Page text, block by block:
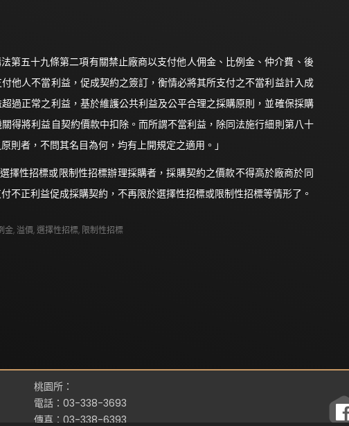
第五十九條第二項有關禁止廠商以支付他人佣金、比例金、仲介費、後
他人不當利益，促成契約之簽訂，衡情必將其所支付之不當利益計入成
過正常之利益，基於維護公共利益及公平合理之採購原則，並確保採購
得將利益自契約價款中扣除。而所謂不當利益，除同法施行細則第八十
則者，不問其名目為何，均有上開規定之適用。」
擇性招標或限制性招標辦理採購者，採購契約之價款不得高於廠商於同
不正利益促成採購契約，不再限於選擇性招標或限制性招標等情形了。
金,溢價,選擇性招標, 限制性招標
桃園所：
電話：03-338-3693
傳真：03-338-6393